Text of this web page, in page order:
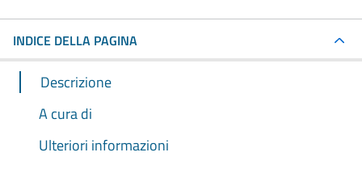
INDICE DELLA PAGINA
Descrizione
A cura di
Ulteriori informazioni